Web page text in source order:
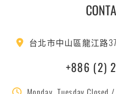
台北市中山區龍江路
+886 (2)